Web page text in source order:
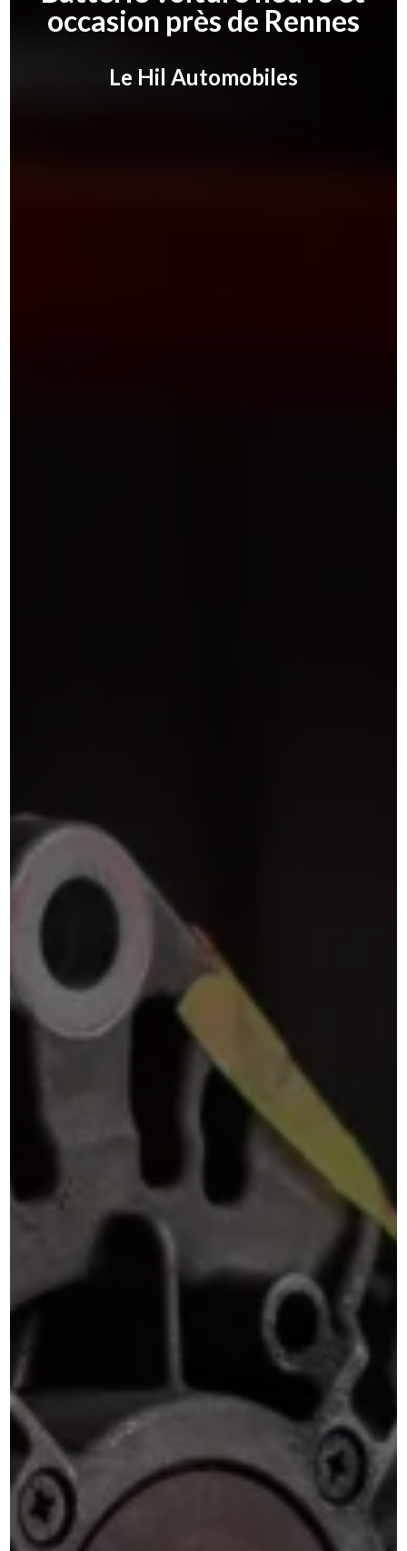
occasion près de Rennes
Le Hil Automobiles